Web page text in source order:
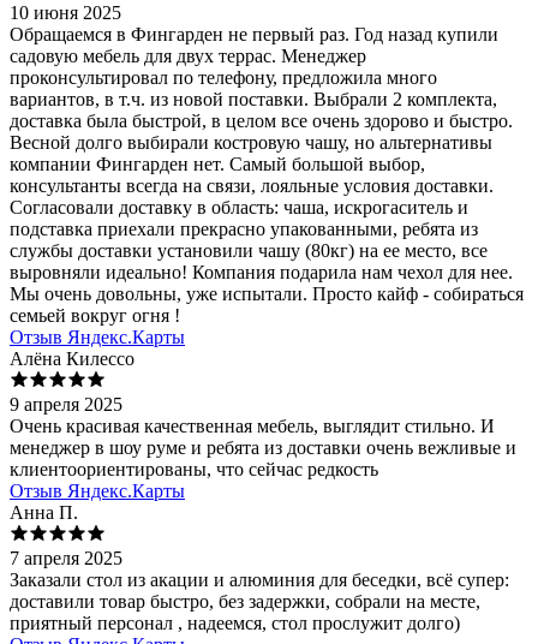
10 июня 2025
Обращаемся в Фингарден не первый раз. Год назад купили
садовую мебель для двух террас. Менеджер
проконсультировал по телефону, предложила много
вариантов, в т.ч. из новой поставки. Выбрали 2 комплекта,
доставка была быстрой, в целом все очень здорово и быстро.
Весной долго выбирали костровую чашу, но альтернативы
компании Фингарден нет. Самый большой выбор,
консультанты всегда на связи, лояльные условия доставки.
Согласовали доставку в область: чаша, искрогаситель и
подставка приехали прекрасно упакованными, ребята из
службы доставки установили чашу (80кг) на ее место, все
выровняли идеально! Компания подарила нам чехол для нее.
Мы очень довольны, уже испытали. Просто кайф - собираться
семьей вокруг огня !
Отзыв Яндекс.Карты
Алёна Килессо
9 апреля 2025
Очень красивая качественная мебель, выглядит стильно. И
менеджер в шоу руме и ребята из доставки очень вежливые и
клиентоориентированы, что сейчас редкость
Отзыв Яндекс.Карты
Анна П.
7 апреля 2025
Заказали стол из акации и алюминия для беседки, всё супер:
доставили товар быстро, без задержки, собрали на месте,
приятный персонал , надеемся, стол прослужит долго)